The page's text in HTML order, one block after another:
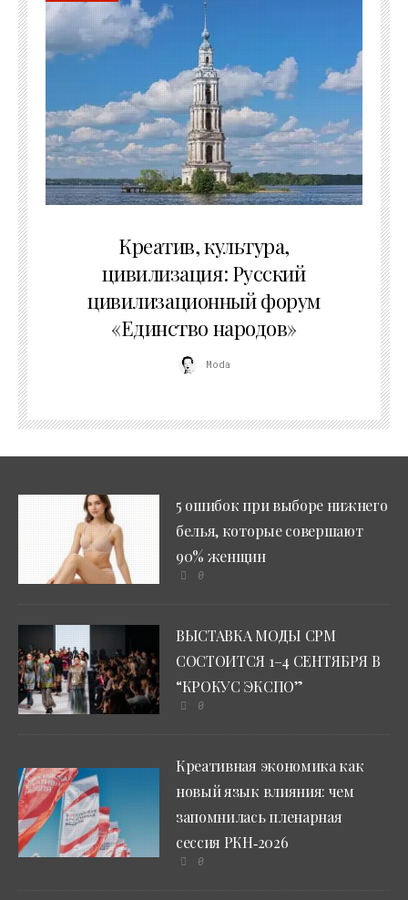
Креатив, культура,
цивилизация: Русский
цивилизационный форум
«Единство народов»
Moda
5 ошибок при выборе нижнего
белья, которые совершают
90% женщин
0
ВЫСТАВКА МОДЫ CPM
СОСТОИТСЯ 1–4 СЕНТЯБРЯ В
“КРОКУС ЭКСПО”
0
Креативная экономика как
новый язык влияния: чем
запомнилась пленарная
сессия РКН‑2026
0